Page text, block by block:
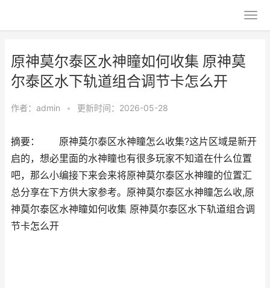
原神莫尔泰区水神瞳如何收集 原神莫
尔泰区水下轨道组合调节卡怎么开
作者： admin • 更新时间：2026-05-28
摘要： 原神莫尔泰区水神瞳怎么收集?这片区域是新开
启的，想必里面的水神瞳也有很多玩家不知道在什么位置
吧，那么小编接下来会来将原神莫尔泰区水神瞳的位置汇
总分享在下方供大家参考。原神莫尔泰区水神瞳怎么收,原
神莫尔泰区水神瞳如何收集 原神莫尔泰区水下轨道组合调
节卡怎么开